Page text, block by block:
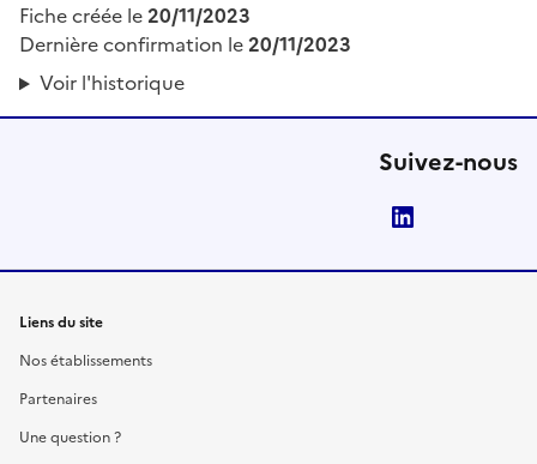
Fiche créée le20/11/2023
Dernière confirmation le20/11/2023
Voir l'historique
Suivez-nous
Liens du site
Nos établissements
Partenaires
Une question ?